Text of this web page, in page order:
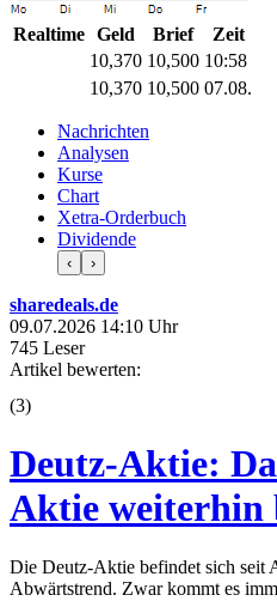
Realtime Geld Brief
Zeit
10,370 10,500 10:58
10,370 10,500 07.08.
Nachrichten
Analysen
Kurse
Chart
Xetra-Orderbuch
Dividende
‹ ›
sharedeals.de
09.07.2026 14:10 Uhr
745 Leser
Artikel bewerten:
(3)
Deutz-Aktie:
Aktie weiterhin
Die Deutz-Aktie befindet sich seit
Abwärtstrend. Zwar kommt es